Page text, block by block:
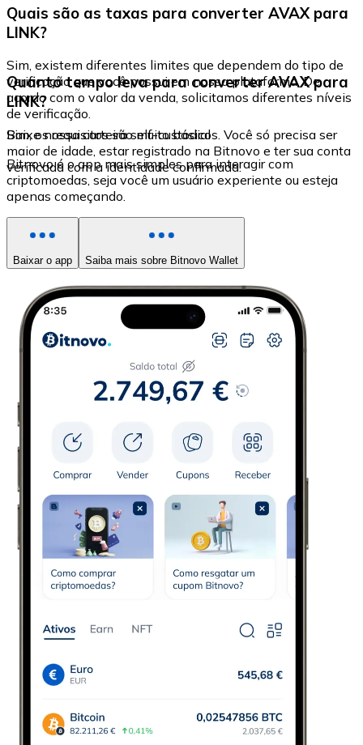
Quais são as taxas para converter AVAX para
LINK?
Sim, existem diferentes limites que dependem do tipo de
verificação que você possui em nossa plataforma. De
acordo com o valor da venda, solicitamos diferentes níveis
de verificação.
Quanto tempo leva para converter AVAX para
LINK?
Sim, os requisitos são muito básicos. Você só precisa ser
maior de idade, estar registrado na Bitnovo e ter sua conta
verificada com a identidade confirmada.
Baixe nossa carteira self-custodial
Bitnovo é o app mais simples para interagir com
criptomoedas, seja você um usuário experiente ou esteja
apenas começando.
Baixar o app Saiba mais sobre Bitnovo Wallet